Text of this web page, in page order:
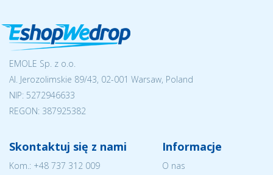
EMOLE Sp. z o.o.
Al. Jerozolimskie 89/43, 02-001 Warsaw, Poland
NIP: 5272946633
REGON: 387925382
Skontaktuj się z nami
Kom.: +48 737 312 009
Informacje
O nas